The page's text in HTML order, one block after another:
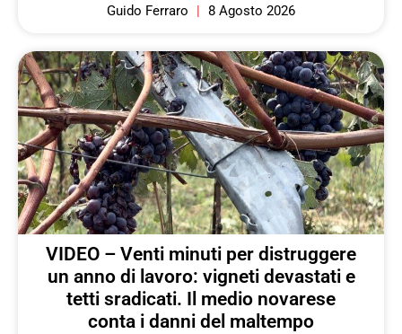
Guido Ferraro 8 Agosto 2026
VIDEO – Venti minuti per distruggere
un anno di lavoro: vigneti devastati e
tetti sradicati. Il medio novarese
conta i danni del maltempo